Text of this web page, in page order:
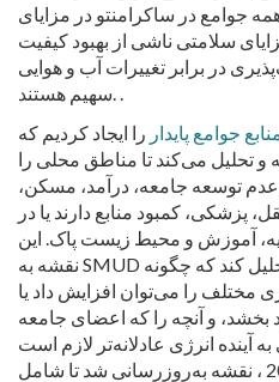
جوامع در ساکرامنتو در مزایای
سلامتی ناشی از بهبود کیفیت
در برابر تغییرات آب و هوایی
سهیم هستند. .
جوامع پایدار را ایجاد کردیم که
و تحلیل می‌کند تا مناطق محلی را
عدم توسعه جامعه، درآمد، مسکن،
کمبود منابع دارند یا در
آموزش و محیط زیست پاک. این
نقشه به SMUD اجازه می‌دهد تا تجزیه و تحلیل کند که چگونه
مختلف را می‌توان افزایش داد یا
بخشد، و آنچه را که اعضای جامعه
آینده انرژی عادلانه‌تر لازم است
را در خود جای دهد. در 2023 ، نقشه به‌روزرسانی شد تا شامل